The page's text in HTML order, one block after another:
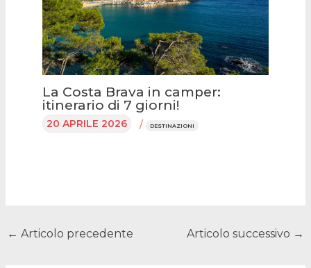
La Costa Brava in camper:
itinerario di 7 giorni!
20 APRILE 2026 / DESTINAZIONI
← Articolo precedente Articolo successivo →